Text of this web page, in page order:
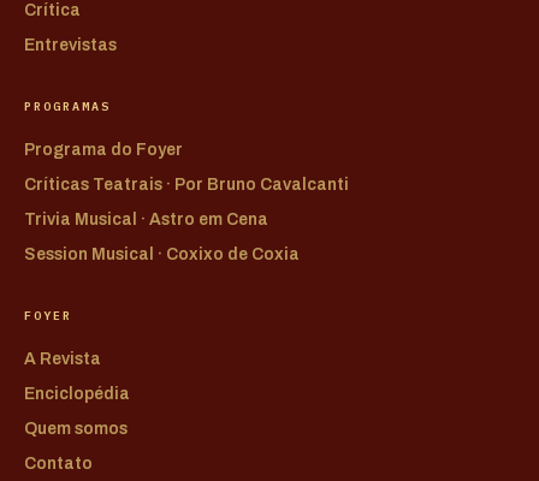
Crítica
Entrevistas
PROGRAMAS
Programa do Foyer
Críticas Teatrais · Por Bruno Cavalcanti
Trivia Musical · Astro em Cena
Session Musical · Coxixo de Coxia
FOYER
A Revista
Enciclopédia
Quem somos
Contato